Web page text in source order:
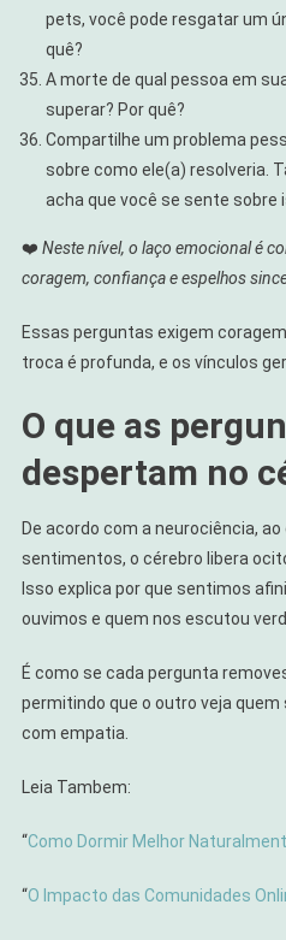
pets, você pode resgatar um
quê?
A morte de qual pessoa em
superar? Por quê?
Compartilhe um problema
sobre como ele(a) resolveria.
acha que você se sente sobre
❤️ Neste nível, o laço emocional é
coragem, confiança e espelhos
Essas perguntas exigem
troca é profunda, e os vínculos
O que as
despertam no
De acordo com a neurociência,
sentimentos, o cérebro libera
Isso explica por que sentimos
ouvimos e quem nos escutou
É como se cada pergunta
permitindo que o outro veja
com empatia.
Leia Tambem:
“Como Dormir Melhor
“O Impacto das Comunidades